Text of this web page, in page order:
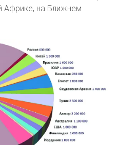
Африке, на Ближнем